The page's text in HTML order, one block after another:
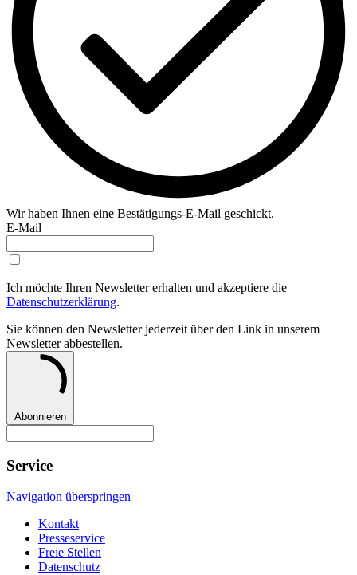
Wir haben Ihnen eine Bestätigungs-E-Mail geschickt.
E-Mail
Ich möchte Ihren Newsletter erhalten und akzeptiere die
Datenschutzerklärung.
Sie können den Newsletter jederzeit über den Link in unserem
Newsletter abbestellen.
Abonnieren
Service
Navigation überspringen
Kontakt
Presseservice
Freie Stellen
Datenschutz